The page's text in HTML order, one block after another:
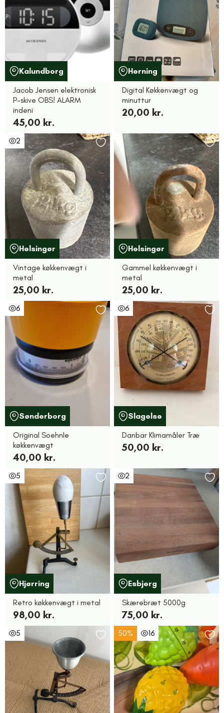
Kalundborg
Jacob Jensen elektronisk
P-skive OBS! ALARM
indeni
45,00 kr.
Herning
Digital Køkkenvægt og
minuttur
20,00 kr.
2
Helsingør
Vintage køkkenvægt i
metal
25,00 kr.
Helsingør
Gammel køkkenvægt i
metal
25,00 kr.
6
Sønderborg
Original Soehnle
køkkenvægt
40,00 kr.
6
Slagelse
Danbar Klimamåler Træ
50,00 kr.
5
Hjørring
Retro køkkenvægt i metal
98,00 kr.
2
Esbjerg
Skærebræt 5000g
75,00 kr.
5 50% 16